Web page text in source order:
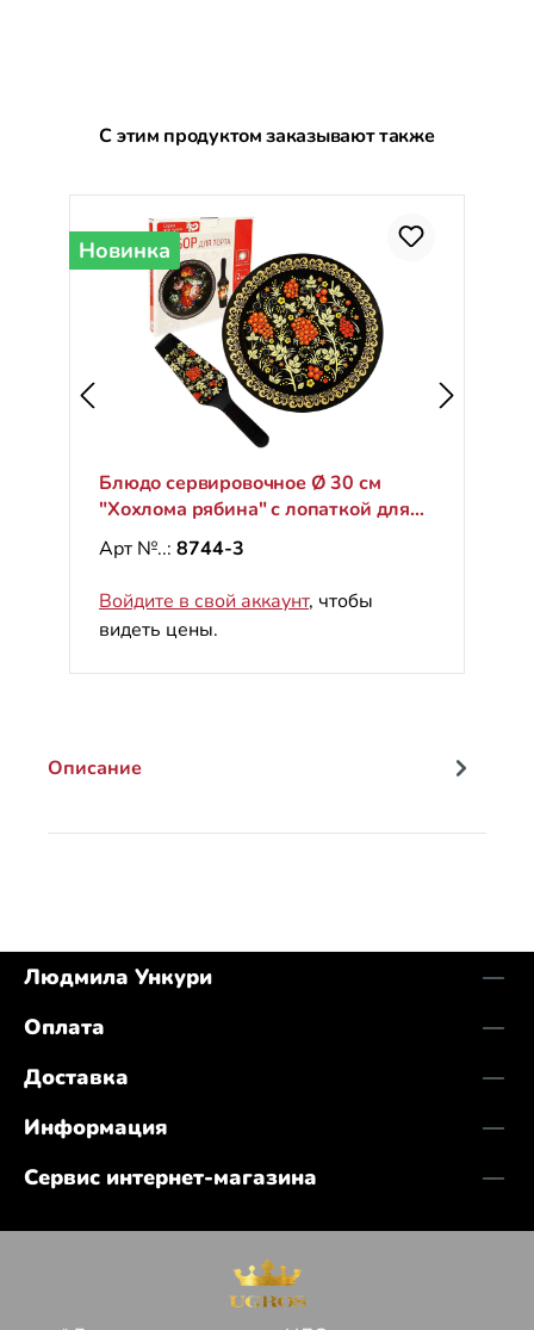
Пропустить галерею продуктов
С этим продуктом заказывают также
Новинка
Блюдо сервировочное Ø 30 см
"Хохлома рябина" с лопаткой для
торта
Арт №..: 8744-3
Войдите в свой аккаунт, чтобы
видеть цены.
Описание
Людмила Ункури
Оплата
Доставка
Информация
Сервис интернет-магазина